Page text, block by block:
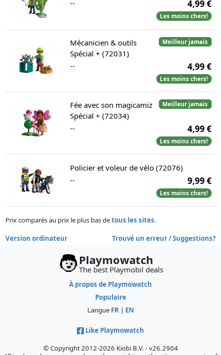
--
4,99 €
Les moins chers!
Meilleur jamais
Mécanicien & outils
Spécial + (72031)
--
4,99 €
Les moins chers!
Meilleur jamais
Fée avec son magicamiz
Spécial + (72034)
--
4,99 €
Les moins chers!
Policier et voleur de vélo (72076)
--
9,99 €
Les moins chers!
Prix comparés au prix le plus bas detous les sites.
Version ordinateur Trouvé un erreur / Suggestions?
Playmowatch
The best Playmobil deals
À propos de Playmowatch
Populaire
Langue FR | EN
Like Playmowatch
© Copyright 2012-2026 Kiobi B.V. - v26.2904